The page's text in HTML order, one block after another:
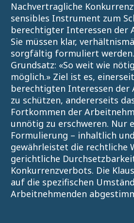
Nachvertragliche
sensibles Instrument zum
berechtigter Interessen der
Sie müssen klar,
sorgfältig formuliert
Grundsatz: «So weit wie
möglich.» Ziel ist es,
berechtigten Interessen der
zu schützen, andererseits
Fortkommen der
unnötig zu erschweren. Nur
Formulierung – inhaltlich
gewährleistet die rechtliche
gerichtliche
Konkurrenzverbots. Die
auf die spezifischen
Arbeitnehmenden